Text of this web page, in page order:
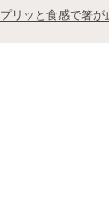
リッと食感で箸が